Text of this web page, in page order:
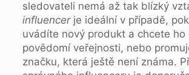
sledovateli nemá až tak blízký
influencerje ideální v případě,
uvádíte nový produkt a chcete
povědomí veřejnosti, nebo
značku, která ještě není známa.